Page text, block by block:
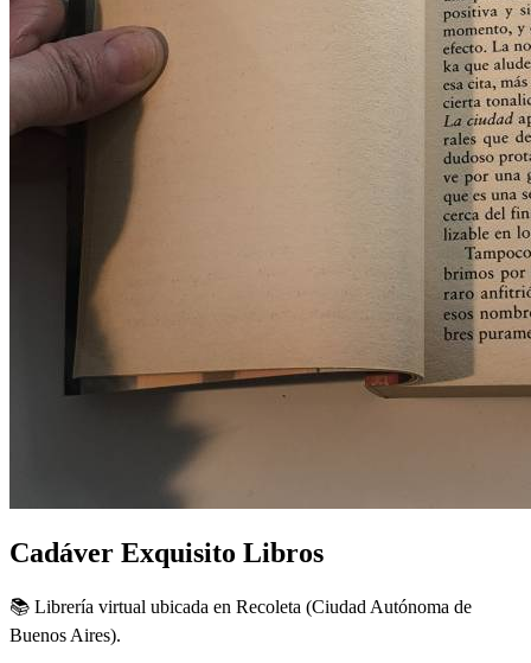
Cadáver Exquisito Libros
📚 Librería virtual ubicada en Recoleta (Ciudad Autónoma de
Buenos Aires).